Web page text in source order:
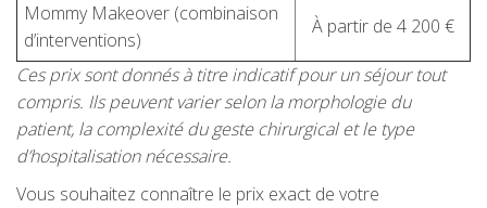
Mommy Makeover (combinaison
d’interventions)
À partir de 4 200 €
Ces prix sont donnés à titre indicatif pour un séjour tout
compris. Ils peuvent varier selon la morphologie du
patient, la complexité du geste chirurgical et le type
d’hospitalisation nécessaire.
Vous souhaitez connaître le prix exact de votre